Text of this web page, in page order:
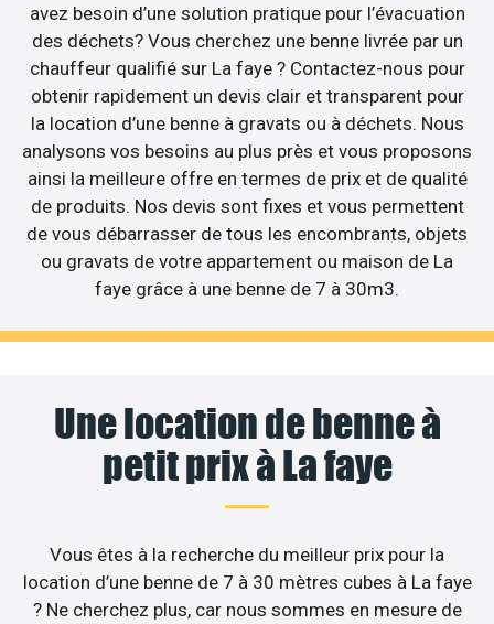
avez besoin d’une solution pratique pour l’évacuation
des déchets? Vous cherchez une benne livrée par un
chauffeur qualifié sur La faye ? Contactez-nous pour
obtenir rapidement un devis clair et transparent pour
la location d’une benne à gravats ou à déchets. Nous
analysons vos besoins au plus près et vous proposons
ainsi la meilleure offre en termes de prix et de qualité
de produits. Nos devis sont fixes et vous permettent
de vous débarrasser de tous les encombrants, objets
ou gravats de votre appartement ou maison de La
faye grâce à une benne de 7 à 30m3.
Une location de benne à
petit prix à La faye
Vous êtes à la recherche du meilleur prix pour la
location d’une benne de 7 à 30 mètres cubes à La faye
? Ne cherchez plus, car nous sommes en mesure de